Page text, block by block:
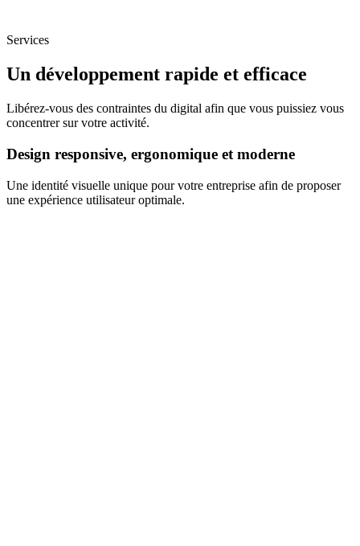
Services
Un développement rapide et efficace
Libérez-vous des contraintes du digital afin que vous puissiez vous
concentrer sur votre activité.
Design responsive, ergonomique et moderne
Une identité visuelle unique pour votre entreprise afin de proposer
une expérience utilisateur optimale.